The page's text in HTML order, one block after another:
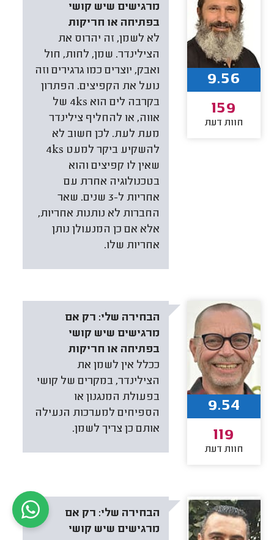
מרגישים שיש קושי
בפתיחה או חריקות
לא לשמן, זה יהרוס את
הצילינדר. שמן, לחות, חול
ואבק, יוצרים כמו גרגירים וזה
נועל את הקפיצים. הפתרון
בקרבה לים הוא 4ks של
אווה, או להחליף צילינדר
מעת לעת. לכן חשוב לא
להשקיע ביקר למעט 4ks
שאין לו קפיצים והוא
בטכנולוגיה אחרת עם
אחריות ל-3 שנים. שאר
החברות לא נותנות אחריות,
אלא אם כן המנעולן נותן
אחריות שלו.
9.56
159
חוות דעת
הבחירה שלי: רק אם
מרגישים שיש קושי
בפתיחה או חריקות
ככלל אין לשמן את
הצילינדר, במקרים של קושי
בפעולת המנגנון או
הספיחים למערכות הנעילה
אותם כן צריך לשמן.
9.54
119
חוות דעת
הבחירה שלי: רק אם
מרגישים שיש קושי